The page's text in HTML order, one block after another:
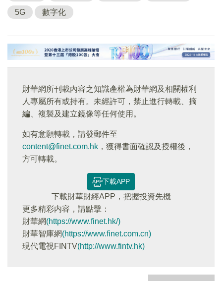
5G 數字化
財華網所刊載內容之知識產權為財華網及相關權利
人專屬所有或持有。未經許可，禁止進行轉載、摘
編、複製及建立鏡像等任何使用。
如有意願轉載，請發郵件至
content@finet.com.hk ，獲得書面確認及授權後，
方可轉載。
下載APP
下載財華財經APP，把握投資先機
更多精彩内容，請點擊：
財華網(https://www.finet.hk/)
財華智庫網(https://www.finet.com.cn)
現代電視FINTV(http://www.fintv.hk)